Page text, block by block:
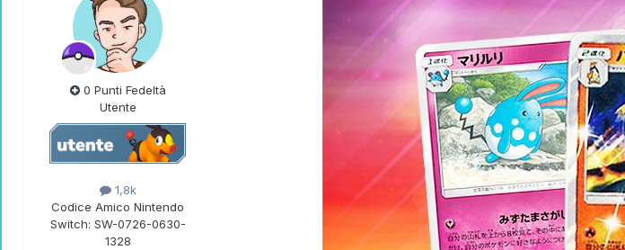
0 Punti Fedeltà
Utente
1,8k
Codice Amico Nintendo
Switch: SW-0726-0630-
1328